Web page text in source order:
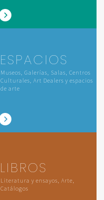
ESPACIOS
Museos, Galerías, Salas, Centros
Culturales, Art Dealers y espacios
de arte
LIBROS
Literatura y ensayos, Arte,
Catálogos